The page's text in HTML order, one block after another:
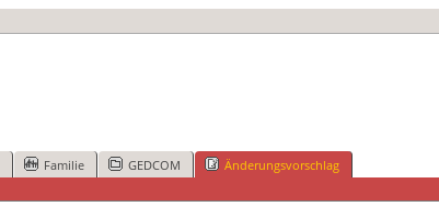
Familie GEDCOM Änderungsvorschlag